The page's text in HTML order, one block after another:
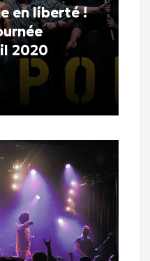
en liberté !
2020